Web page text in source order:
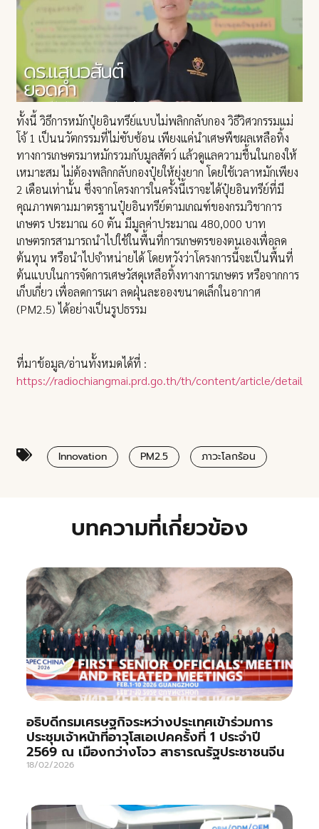
ทั้งนี้ วิธีการหมักปุ๋ยอินทรีย์แบบไม่พลิกกลับกอง วิธีวิศวกรรมแม่
โจ้ 1 เป็นนวัตกรรมที่ไม่ซับซ้อน เพียงแค่นำเศษพืชผลเหลือทิ้ง
ทางการเกษตรมาหมักรวมกับมูลสัตว์ แล้วดูแลความชื้นในกองให้
เหมาะสม ไม่ต้องพลิกกลับกองปุ๋ยให้ยุ่งยาก โดยใช้เวลาหมักเพียง
2 เดือนเท่านั้น ซึ่งจากโครงการในครั้งนี้เราจะได้ปุ๋ยอินทรีย์ที่มี
คุณภาพตามมาตรฐานปุ๋ยอินทรีย์ตามเกณฑ์ของกรมวิชาการ
เกษตร ประมาณ 60 ตัน มีมูลค่าประมาณ 480,000 บาท
เกษตรกรสามารถนำไปใช้ในพื้นที่การเกษตรของตนเองเพื่อลด
ต้นทุน หรือนำไปจำหน่ายได้ โดยหวังว่าโครงการนี้จะเป็นพื้นที่
ต้นแบบในการจัดการเศษวัสดุเหลือทิ้งทางการเกษตร หรือจากการ
เก็บเกี่ยว เพื่อลดการเผา ลดฝุ่นละอองขนาดเล็กในอากาศ
(PM2.5) ได้อย่างเป็นรูปธรรม
ที่มาข้อมูล/อ่านทั้งหมดได้ที่ :
https://radiochiangmai.prd.go.th/th/content/article/detail/
Innovation PM2.5 ภาวะโลกร้อน
บทความที่เกี่ยวข้อง
อธิบดีกรมเศรษฐกิจระหว่างประเทศเข้าร่วมการ
ประชุมเจ้าหน้าที่อาวุโสเอเปคครั้งที่ 1 ประจำปี
2569 ณ เมืองกว่างโจว สาธารณรัฐประชาชนจีน
18/02/2026